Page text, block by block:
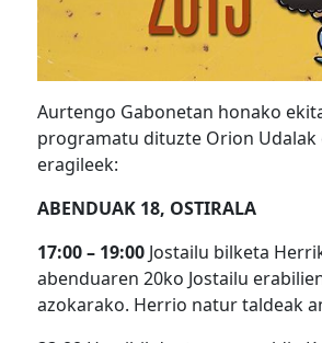
Aurtengo Gabonetan honako
programatu dituzte Orion Udalak
eragileek:
ABENDUAK 18, OSTIRALA
17:00 – 19:00 Jostailu bilketa
abenduaren 20ko Jostailu
azokarako. Herrio natur taldeak